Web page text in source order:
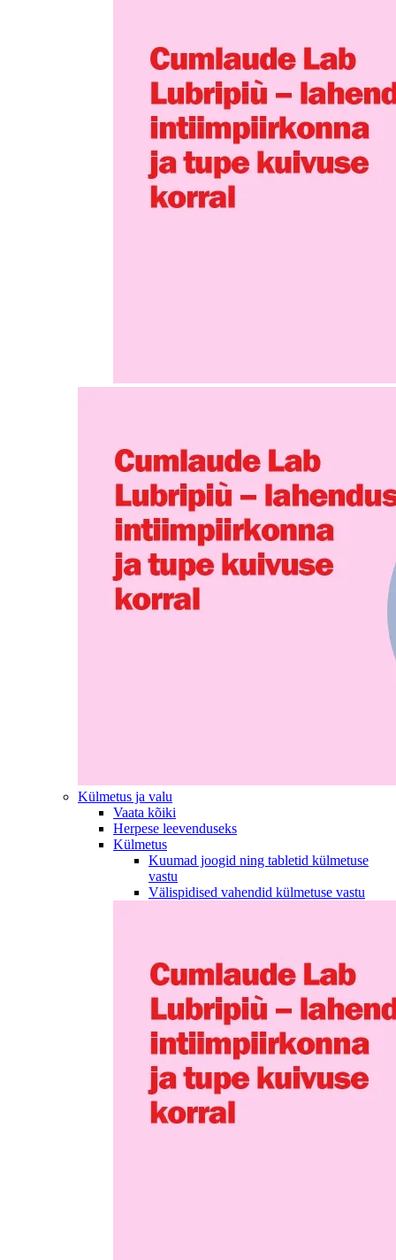
Külmetus ja valu
Vaata kõiki
Herpese leevenduseks
Külmetus
Kuumad joogid ning tabletid külmetuse
vastu
Välispidised vahendid külmetuse vastu